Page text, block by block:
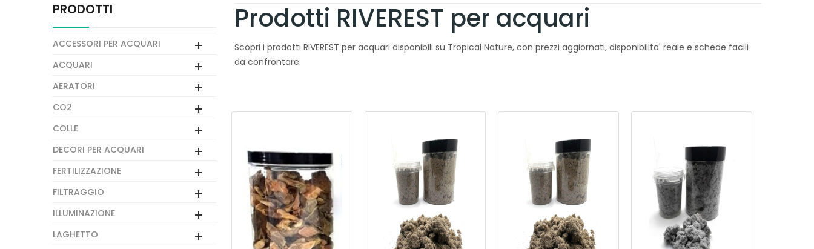
Prodotti RIVEREST per acquari
Scopri i prodotti RIVEREST per acquari disponibili su Tropical Nature, con prezzi aggiornati, disponibilita' reale e schede facili
da confrontare.
PRODOTTI
ACCESSORI PER ACQUARI
ACQUARI
AERATORI
CO2
COLLE
DECORI PER ACQUARI
FERTILIZZAZIONE
FILTRAGGIO
ILLUMINAZIONE
LAGHETTO